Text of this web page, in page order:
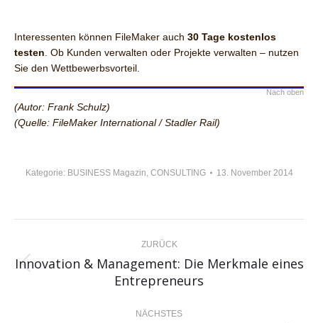
Interessenten können FileMaker auch 30 Tage kostenlos
testen . Ob Kunden verwalten oder Projekte verwalten – nutzen
Sie den Wettbewerbsvorteil.
Nach oben
(Autor: Frank Schulz)
(Quelle: FileMaker International / Stadler Rail)
Kategorie: BUSINESS Magazin, CONSULTING 13. November 2014
ZURÜCK
Vorheriger
Beitrag:
Innovation & Management: Die Merkmale eines
Entrepreneurs
NÄCHSTES